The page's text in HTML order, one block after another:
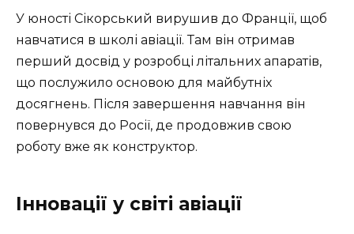
У юності Сікорський вирушив до Франції, щоб
навчатися в школі авіації. Там він отримав
перший досвід у розробці літальних апаратів,
що послужило основою для майбутніх
досягнень. Після завершення навчання він
повернувся до Росії, де продовжив свою
роботу вже як конструктор.
Інновації у світі авіації